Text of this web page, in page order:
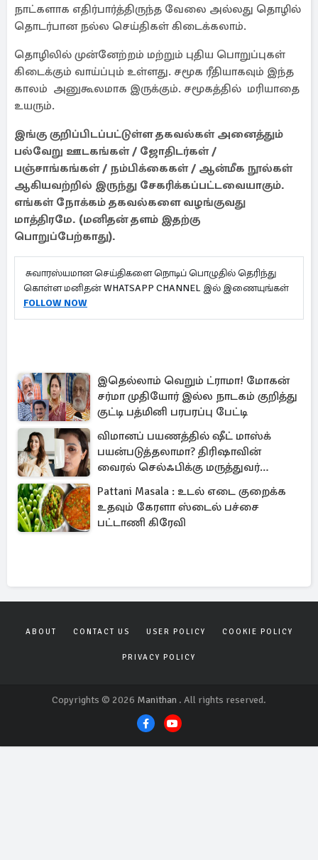
நாட்களாக எதிர்பார்த்திருந்த வேலை அல்லது தொழில்
தொடர்பான நல்ல செய்திகள் கிடைக்கலாம்.
தொழிலில் முன்னேற்றம் மற்றும் புதிய பொறுப்புகள்
கிடைக்கும் வாய்ப்பும் உள்ளது. சமூக ரீதியாகவும் இந்த
காலம் அனுகூலமாக இருக்கும். சமூகத்தில் மரியாதை
உயரும்.
இங்கு குறிப்பிடப்பட்டுள்ள தகவல்கள் அனைத்தும்
பல்வேறு ஊடகங்கள் / ஜோதிடர்கள் /
பஞ்சாங்கங்கள் / நம்பிக்கைகள் / ஆன்மீக நூல்கள்
ஆகியவற்றில் இருந்து சேகரிக்கப்பட்டவையாகும்.
எங்கள் நோக்கம் தகவல்களை வழங்குவது
மாத்திரமே. (மனிதன் தளம் இதற்கு
பொறுப்பேற்காது).
சுவாரஸ்யமான செய்திகளை நொடிப் பொழுதில் தெரிந்து
கொள்ள மனிதன் WHATSAPP CHANNEL இல் இணையுங்கள்
FOLLOW NOW
இதெல்லாம் வெறும் ட்ராமா! மோகன்
சர்மா முதியோர் இல்ல நாடகம் குறித்து
குட்டி பத்மினி பரபரப்பு பேட்டி
விமானப் பயணத்தில் ஷீட் மாஸ்க்
பயன்படுத்தலாமா? திரிஷாவின்
வைரல் செல்ஃபிக்கு மருத்துவர்
Pattani Masala : உடல் எடை குறைக்க
உதவும் கேரளா ஸ்டைல் பச்சை
பட்டாணி கிரேவி
ABOUT CONTACT US USER POLICY COOKIE POLICY
PRIVACY POLICY
Copyrights © 2026 Manithan . All rights reserved.